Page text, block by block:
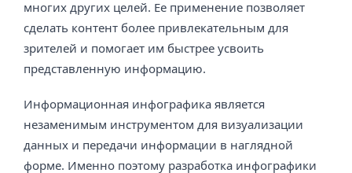
многих других целей. Ее применение позволяет
сделать контент более привлекательным для
зрителей и помогает им быстрее усвоить
представленную информацию.
Информационная инфографика является
незаменимым инструментом для визуализации
данных и передачи информации в наглядной
форме. Именно поэтому разработка инфографики